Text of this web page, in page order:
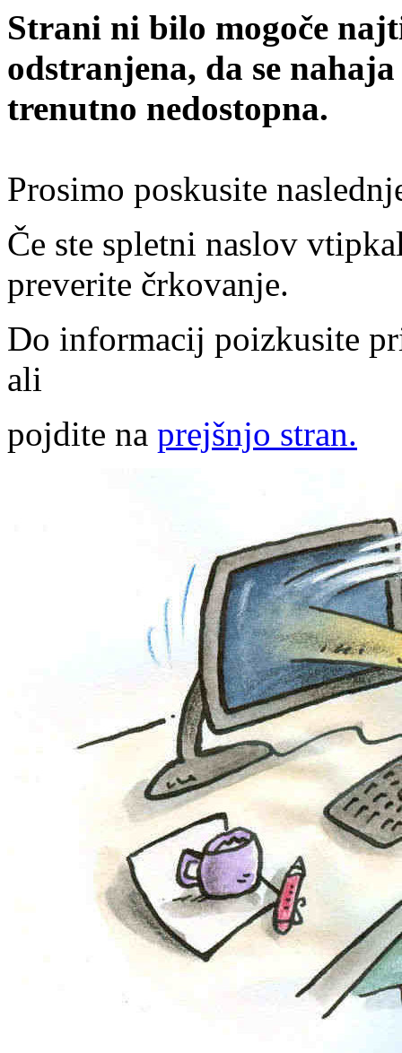
Strani ni bilo mogoče
odstranjena, da se
trenutno nedostopna.
Prosimo poskusite
Če ste spletni naslov
preverite črkovanje.
Do informacij poizkusite
ali
pojdite na prejšnjo stran.